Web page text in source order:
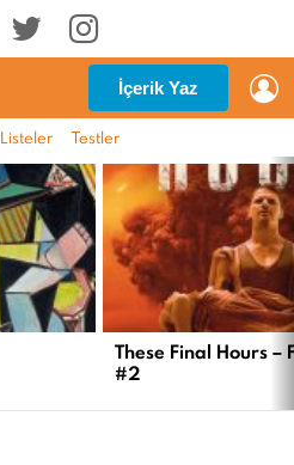
İçerik Yaz
Listeler Testler
These Final Hours –
#2